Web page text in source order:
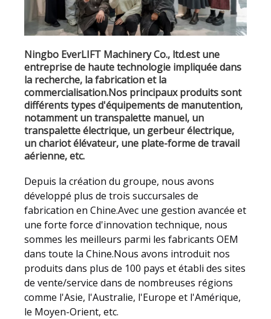
Ningbo EverLIFT Machinery Co., ltd.est une
entreprise de haute technologie impliquée dans
la recherche, la fabrication et la
commercialisation.Nos principaux produits sont
différents types d'équipements de manutention,
notamment un transpalette manuel, un
transpalette électrique, un gerbeur électrique,
un chariot élévateur, une plate-forme de travail
aérienne, etc.
Depuis la création du groupe, nous avons
développé plus de trois succursales de
fabrication en Chine.Avec une gestion avancée et
une forte force d'innovation technique, nous
sommes les meilleurs parmi les fabricants OEM
dans toute la Chine.Nous avons introduit nos
produits dans plus de 100 pays et établi des sites
de vente/service dans de nombreuses régions
comme l'Asie, l'Australie, l'Europe et l'Amérique,
le Moyen-Orient, etc.